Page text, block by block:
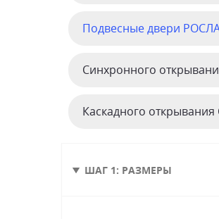
Подвесные двери
Синхронного
Каскадного открывания
ШАГ 1: РАЗМЕРЫ